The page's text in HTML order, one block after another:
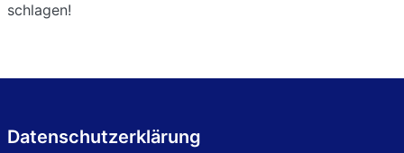
schlagen!
Datenschutzerklärung